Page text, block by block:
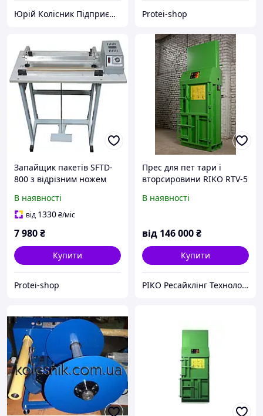
Юрій Колісник Підприємець Protei-shop
Запайщик пакетів SFTD-
800 з відрізним ножем
В наявності
від 1330₴/міс
7 980₴
Купити
Protei-shop
Прес для пет тари і
вторсировини RIKO RTV-5
В наявності
від 146 000₴
Купити
РІКО Ресайклінг Технолоджі